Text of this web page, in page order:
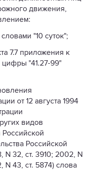
движения,
"10 суток";
7.7 приложения к
"41.27-99"
от 12 августа 1994
видов
Российской
Российской
N 32, ст. 3910; 2002, N
N 43, ст. 5874) слова